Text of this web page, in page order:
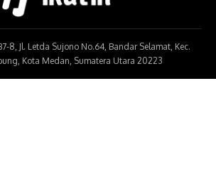
8, Jl. Letda Sujono No.64, Bandar Selamat, Kec.
Kota Medan, Sumatera Utara 20223